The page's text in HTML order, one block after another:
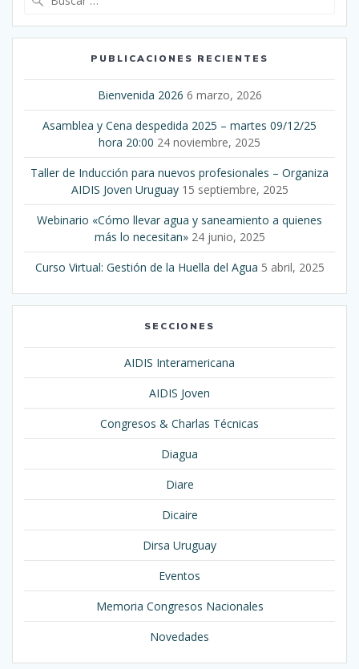
PUBLICACIONES RECIENTES
Bienvenida 2026 6 marzo, 2026
Asamblea y Cena despedida 2025 – martes 09/12/25
hora 20:00 24 noviembre, 2025
Taller de Inducción para nuevos profesionales – Organiza
AIDIS Joven Uruguay 15 septiembre, 2025
Webinario «Cómo llevar agua y saneamiento a quienes
más lo necesitan» 24 junio, 2025
Curso Virtual: Gestión de la Huella del Agua 5 abril, 2025
SECCIONES
AIDIS Interamericana
AIDIS Joven
Congresos & Charlas Técnicas
Diagua
Diare
Dicaire
Dirsa Uruguay
Eventos
Memoria Congresos Nacionales
Novedades